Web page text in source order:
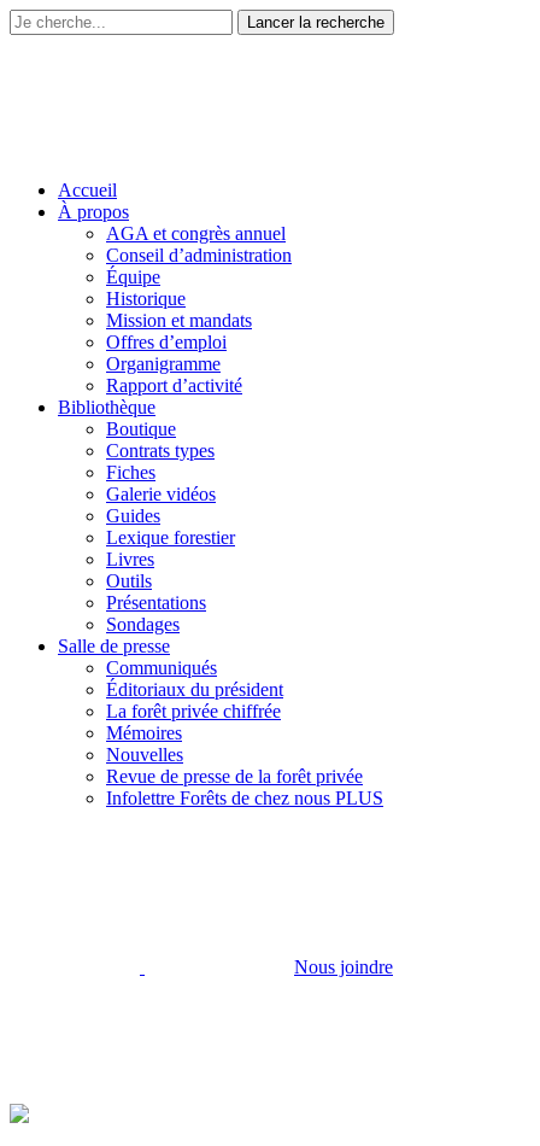
Accueil
À propos
AGA et congrès annuel
Conseil d’administration
Équipe
Historique
Mission et mandats
Offres d’emploi
Organigramme
Rapport d’activité
Bibliothèque
Boutique
Contrats types
Fiches
Galerie vidéos
Guides
Lexique forestier
Livres
Outils
Présentations
Sondages
Salle de presse
Communiqués
Éditoriaux du président
La forêt privée chiffrée
Mémoires
Nouvelles
Revue de presse de la forêt privée
Infolettre Forêts de chez nous PLUS
Nous joindre